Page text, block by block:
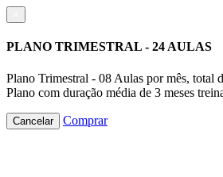
PLANO TRIMESTRAL - 24 AULAS
Plano Trimestral - 08 Aulas por mês, total
Plano com duração média de 3 meses
Cancelar Comprar